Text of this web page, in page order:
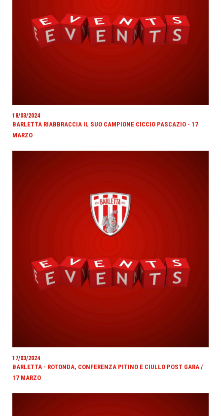
18/03/2024
BARLETTA RIABBRACCIA IL SUO CAMPIONE CICCIO PASCAZIO - 17
MARZO
17/03/2024
BARLETTA - ROTONDA, CONFERENZA PITINO E CIULLO POST GARA /
17 MARZO